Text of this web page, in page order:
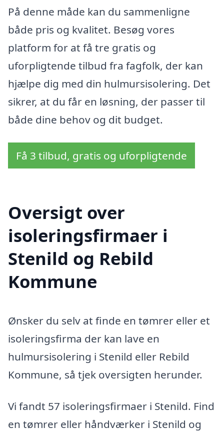
På denne måde kan du sammenligne
både pris og kvalitet. Besøg vores
platform for at få tre gratis og
uforpligtende tilbud fra fagfolk, der kan
hjælpe dig med din hulmursisolering. Det
sikrer, at du får en løsning, der passer til
både dine behov og dit budget.
Få 3 tilbud, gratis og uforpligtende
Oversigt over
isoleringsfirmaer i
Stenild og Rebild
Kommune
Ønsker du selv at finde en tømrer eller et
isoleringsfirma der kan lave en
hulmursisolering i Stenild eller Rebild
Kommune, så tjek oversigten herunder.
Vi fandt 57 isoleringsfirmaer i Stenild. Find
en tømrer eller håndværker i Stenild og